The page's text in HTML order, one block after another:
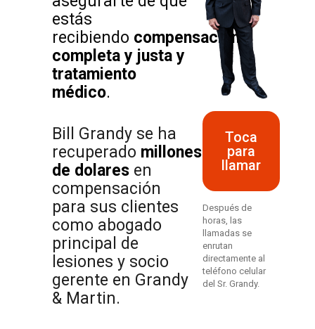
estás
recibiendo compensación
completa y justa y
tratamiento
médico.
Bill Grandy se ha
recuperado millones
de dolares en
compensación
para sus clientes
como abogado
principal de
lesiones y socio
gerente en Grandy
& Martin.
Toca
para
llamar
Después de
horas, las
llamadas se
enrutan
directamente al
teléfono celular
del Sr. Grandy.